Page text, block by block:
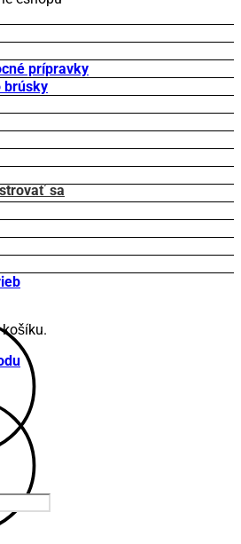
sa
prípravky
brúsky